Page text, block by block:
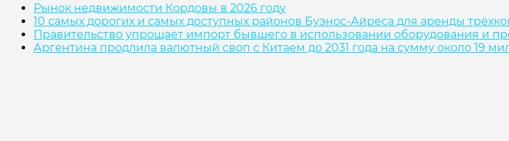
Рынок недвижимости Кордовы в 2026 году
10 самых дорогих и самых доступных районов Буэнос-Айреса для аренды
Правительство упрощает импорт бывшего в использовании оборудования и
Аргентина продлила валютный своп с Китаем до 2031 года на сумму около 19